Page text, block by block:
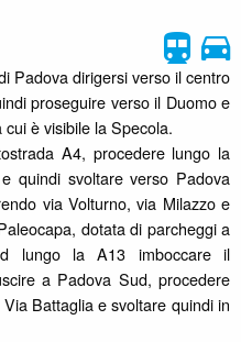
Padova dirigersi verso il centro
proseguire verso il Duomo e
è visibile la Specola.
A4, procedere lungo la
quindi svoltare verso Padova
via Volturno, via Milazzo e
dotata di parcheggi a
lungo la A13 imboccare il
a Padova Sud, procedere
Battaglia e svoltare quindi in